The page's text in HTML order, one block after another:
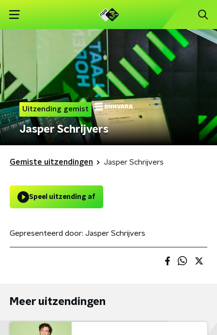
Uitzending gemist
Jasper Schrijvers
Gemiste uitzendingen Jasper Schrijvers
Speel uitzending af
Gepresenteerd door: Jasper Schrijvers
Meer uitzendingen